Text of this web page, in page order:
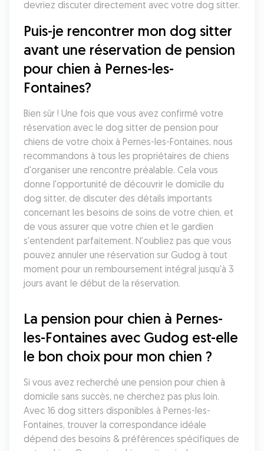
Puis-je rencontrer mon dog sitter
avant une réservation de pension
pour chien à Pernes-les-
Fontaines?
Bien sûr ! Une fois que vous avez confirmé votre
réservation avec le dog sitter de pension pour
chiens de votre choix à Pernes-les-Fontaines, nous
recommandons à tous les propriétaires de chiens
d'organiser une rencontre préalable. Cela vous
donne l'opportunité de découvrir le domicile du
dog sitter, de discuter des détails importants
concernant les besoins de soins de votre chien, et
de vous assurer que votre chien et le gardien
s'entendent parfaitement. N'oubliez pas que vous
pouvez annuler une réservation sur Gudog à tout
moment pour un remboursement intégral jusqu'à 3
jours avant le début de la réservation.
La pension pour chien à Pernes-
les-Fontaines avec Gudog est-elle
le bon choix pour mon chien ?
Si vous avez recherché une pension pour chien à
domicile sans succès, ne cherchez pas plus loin.
Avec 16 dog sitters disponibles à Pernes-les-
Fontaines, trouver la correspondance idéale
dépend des besoins & préférences spécifiques de